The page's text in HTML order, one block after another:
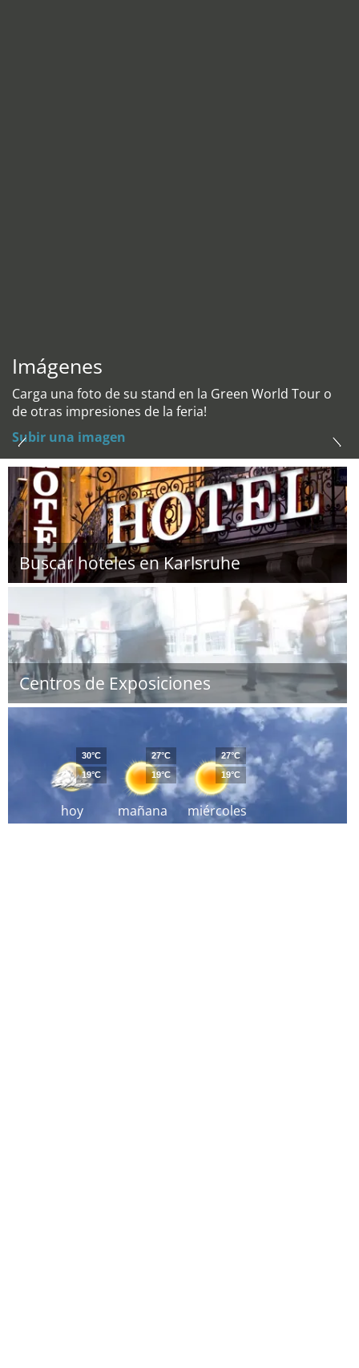
Imágenes
Carga una foto de su stand en la Green World Tour o
de otras impresiones de la feria!
Subir una imagen
Buscar hoteles en Karlsruhe
Centros de Exposiciones
hoy
30°C
19°C
mañana
27°C
19°C
miércoles
27°C
19°C